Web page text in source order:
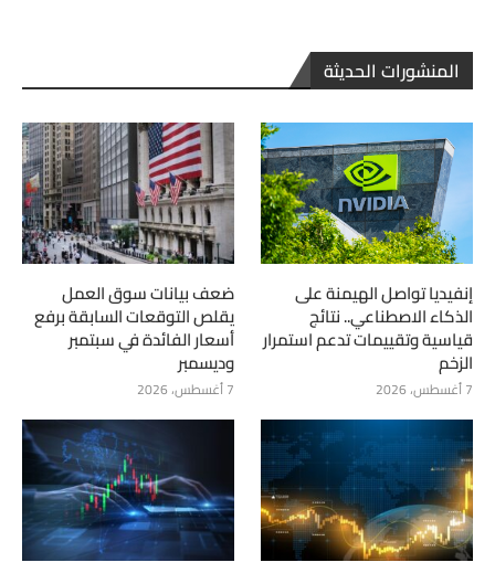
المنشورات الحديثة
إنفيديا تواصل الهيمنة على
الذكاء الاصطناعي.. نتائج
قياسية وتقييمات تدعم استمرار
الزخم
7 أغسطس، 2026
ضعف بيانات سوق العمل
يقلص التوقعات السابقة برفع
أسعار الفائدة في سبتمبر
وديسمبر
7 أغسطس، 2026